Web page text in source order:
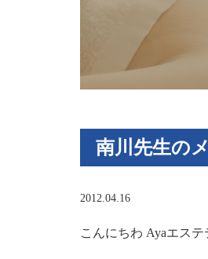
南川先生の
2012.04.16
こんにちわ Ayaエス